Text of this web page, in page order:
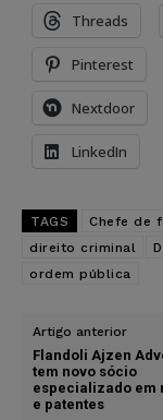
Threads
Pinterest
Nextdoor
LinkedIn
TAGS Chefe de
direito criminal
ordem pública
Artigo anterior
Flandoli Ajzen
tem novo sócio
especializado em
e patentes